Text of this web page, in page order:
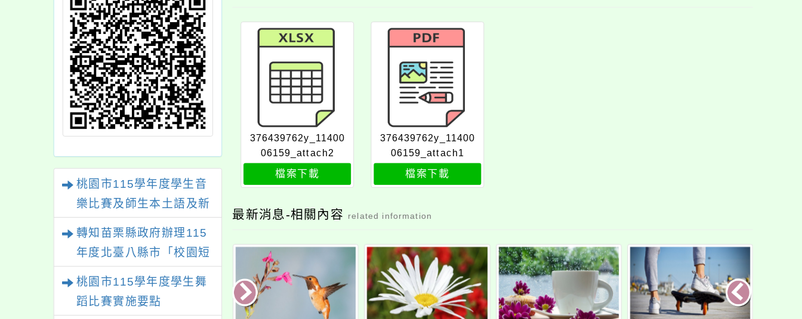
桃園市115學年度學生音
樂比賽及師生本土語及新
轉知苗栗縣政府辦理115
年度北臺八縣市「校園短
影音徵選活動-情緒守門
員」簡章及活動海報，歡
迎學生踴躍報名參加。
桃園市115學年度學生舞
蹈比賽實施要點
376439762y_11400
06159_attach2
檔案下載
376439762y_11400
06159_attach1
檔案下載
最新消息-相關內容 related information